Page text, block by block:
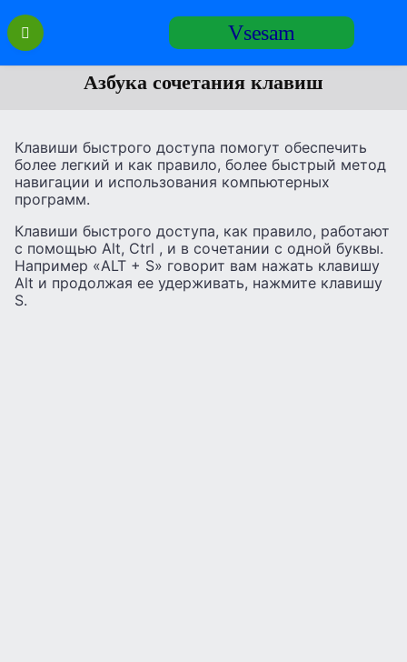
Перейти
содержанию
Vsesam
Азбука сочетания клавиш
Клавиши быстрого доступа помогут обеспечить
более легкий и как правило, более быстрый метод
навигации и использования компьютерных
программ.
Клавиши быстрого доступа, как правило, работают
с помощью Alt, Ctrl , и в сочетании с одной буквы.
Например «ALT + S» говорит вам нажать клавишу
Alt и продолжая ее удерживать, нажмите клавишу
S.